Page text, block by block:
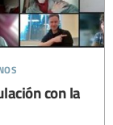
con la